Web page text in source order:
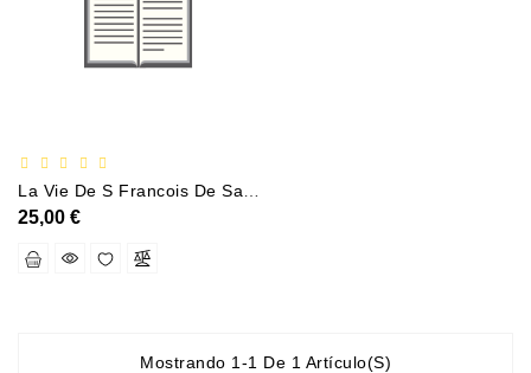
Entreprise
Économie
Et
Science-
Fiction
Jeunesse
25,00 €
Mostrando 1-1 De 1 Artículo(s)